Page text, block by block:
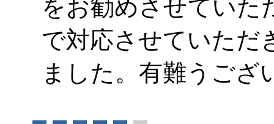
をお勧めさせていた
で対応させていただ
ました。有難うござ